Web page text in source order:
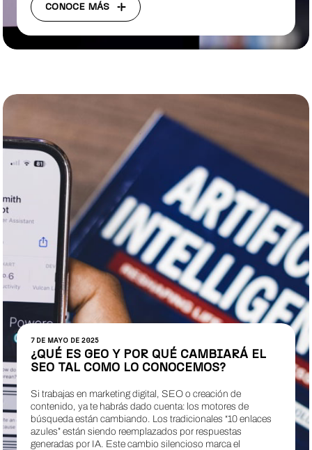
CONOCE MÁS
7 DE MAYO DE 2025
¿QUÉ ES GEO Y POR QUÉ CAMBIARÁ EL
SEO TAL COMO LO CONOCEMOS?
Si trabajas en marketing digital, SEO o creación de
contenido, ya te habrás dado cuenta: los motores de
búsqueda están cambiando. Los tradicionales “10 enlaces
azules” están siendo reemplazados por respuestas
generadas por IA. Este cambio silencioso marca el